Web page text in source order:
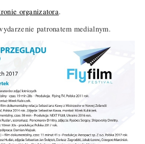
organizatora.
patronatem medialnym.